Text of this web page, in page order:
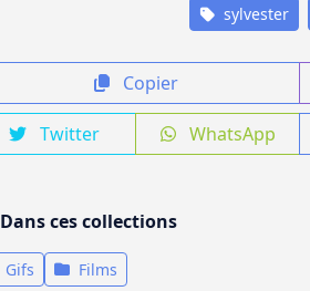
sylvester
Copier
Twitter WhatsApp
Dans ces collections
Gifs Films